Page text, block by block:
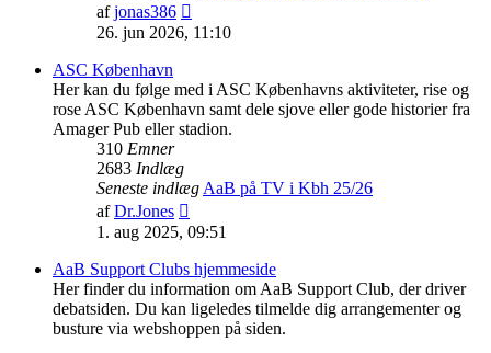
afjonas386
det
26. jun 2026, 11:10
ASC København
Her kan du følge med i ASC Københavns aktiviteter, rise og
rose ASC København samt dele sjove eller gode historier fra
Amager Pub eller stadion.
310 Emner
2683 Indlæg
Seneste indlæg AaB på TV i Kbh 25/26
afDr.Jones
det
indlæg
1. aug 2025, 09:51
AaB Support Clubs hjemmeside
Her finder du information om AaB Support Club, der driver
debatsiden. Du kan ligeledes tilmelde dig arrangementer og
busture via webshoppen på siden.